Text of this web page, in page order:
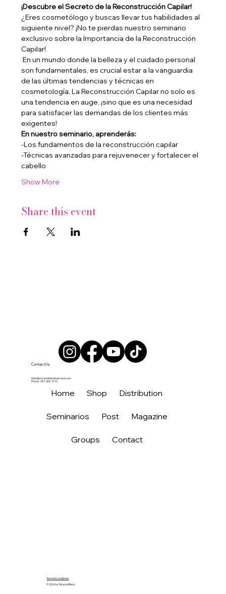
¡Descubre el Secreto de la Reconstrucción Capilar!
¿Eres cosmetólogo y buscas llevar tus habilidades al
siguiente nivel? ¡No te pierdas nuestro seminario
exclusivo sobre la Importancia de la Reconstrucción
Capilar!
En un mundo donde la belleza y el cuidado personal
son fundamentales, es crucial estar a la vanguardia
de las últimas tendencias y técnicas en
cosmetología. La Reconstrucción Capilar no solo es
una tendencia en auge, ¡sino que es una necesidad
para satisfacer las demandas de los clientes más
exigentes!
En nuestro seminario, aprenderás:
-Los fundamentos de la reconstrucción capilar
-Técnicas avanzadas para rejuvenecer y fortalecer el
cabello
Show More
Share this event
Hello@miracleblendhaircare.com
Phone: 787-409-7070
Contact Us
Home Shop Distribution
Seminarios Post Magazine
Groups Contact
Terms & Conditions
© 2026 by Miracle Blend.